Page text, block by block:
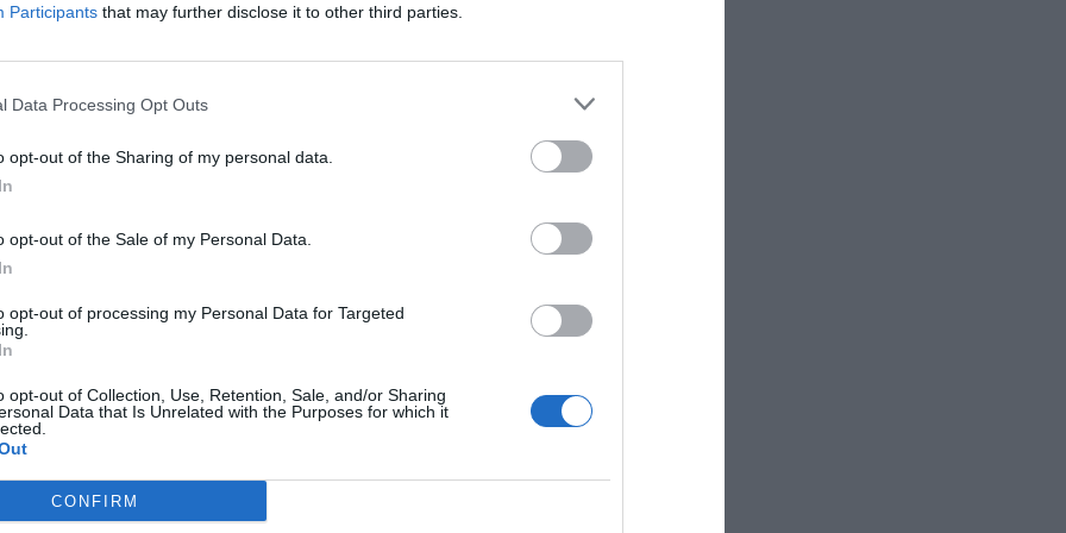
Participants that may further disclose it to other third parties.
Data Processing Opt Outs
opt-out of the Sharing of my personal data.
opt-out of the Sale of my Personal Data.
opt-out of processing my Personal Data for Targeted
opt-out of Collection, Use, Retention, Sale, and/or Sharing
Data that Is Unrelated with the Purposes for which it
CONFIRM
que contrasta con una infancia en la que no lo pasó bien:
sobre la importancia de la integración en el deporte y
chicos que quieren hacer gimnasia artística femenina, y
no hacerlo, si les hace feliz?
“no sólo en medioambiente”
recordado que la sostenibilidad y la Agenda 2030 no se ciñe
a que no es vital la inmediatez o el resultado, que hay
de eso”, ha apuntado Mouriño.
y dije que la única manera de salvar al Celta como club
una gestión 100% empresarial recibí múltiples críticas, me